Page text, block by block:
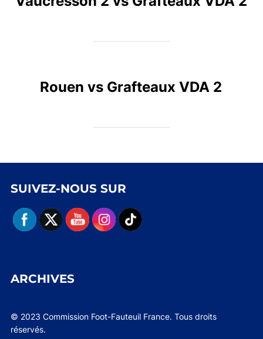
Rouen vs Grafteaux VDA 2
SUIVEZ-NOUS SUR
ARCHIVES
© 2023 Commission Foot-Fauteuil France. Tous droits
réservés.